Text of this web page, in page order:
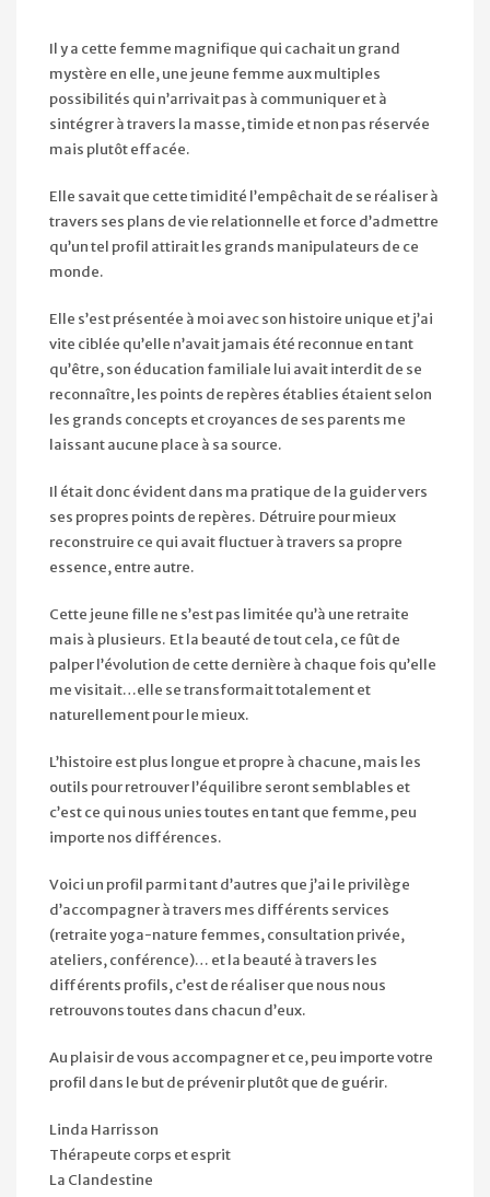
Il y a cette femme magnifique qui cachait un grand
mystère en elle, une jeune femme aux multiples
possibilités qui n’arrivait pas à communiquer et à
sintégrer à travers la masse, timide et non pas réservée
mais plutôt effacée.
Elle savait que cette timidité l’empêchait de se réaliser à
travers ses plans de vie relationnelle et force d’admettre
qu’un tel profil attirait les grands manipulateurs de ce
monde.
Elle s’est présentée à moi avec son histoire unique et j’ai
vite ciblée qu’elle n’avait jamais été reconnue en tant
qu’être, son éducation familiale lui avait interdit de se
reconnaître, les points de repères établies étaient selon
les grands concepts et croyances de ses parents me
laissant aucune place à sa source.
Il était donc évident dans ma pratique de la guider vers
ses propres points de repères. Détruire pour mieux
reconstruire ce qui avait fluctuer à travers sa propre
essence, entre autre.
Cette jeune fille ne s’est pas limitée qu’à une retraite
mais à plusieurs. Et la beauté de tout cela, ce fût de
palper l’évolution de cette dernière à chaque fois qu’elle
me visitait…elle se transformait totalement et
naturellement pour le mieux.
L’histoire est plus longue et propre à chacune, mais les
outils pour retrouver l’équilibre seront semblables et
c’est ce qui nous unies toutes en tant que femme, peu
importe nos différences.
Voici un profil parmi tant d’autres que j’ai le privilège
d’accompagner à travers mes différents services
(retraite yoga-nature femmes, consultation privée,
ateliers, conférence)… et la beauté à travers les
différents profils, c’est de réaliser que nous nous
retrouvons toutes dans chacun d’eux.
Au plaisir de vous accompagner et ce, peu importe votre
profil dans le but de prévenir plutôt que de guérir.
Linda Harrisson
Thérapeute corps et esprit
La Clandestine